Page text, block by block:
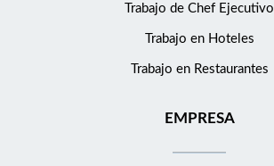
Trabajo de Chef Ejecutivo
Trabajo en Hoteles
Trabajo en Restaurantes
EMPRESA